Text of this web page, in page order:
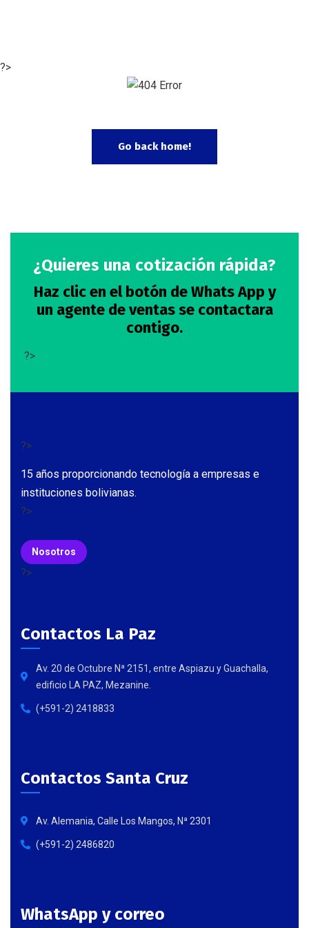
?>
Go back home!
¿Quieres una cotización rápida?
Haz clic en el botón de Whats App y
un agente de ventas se contactara
contigo.
?>
?>
15 años proporcionando tecnología a empresas e
instituciones bolivianas.
?>
Nosotros
?>
Contactos La Paz
Av. 20 de Octubre Nª 2151, entre Aspiazu y Guachalla,
edificio LA PAZ, Mezanine.
(+591-2) 2418833
Contactos Santa Cruz
Av. Alemania, Calle Los Mangos, Nª 2301
(+591-2) 2486820
WhatsApp y correo